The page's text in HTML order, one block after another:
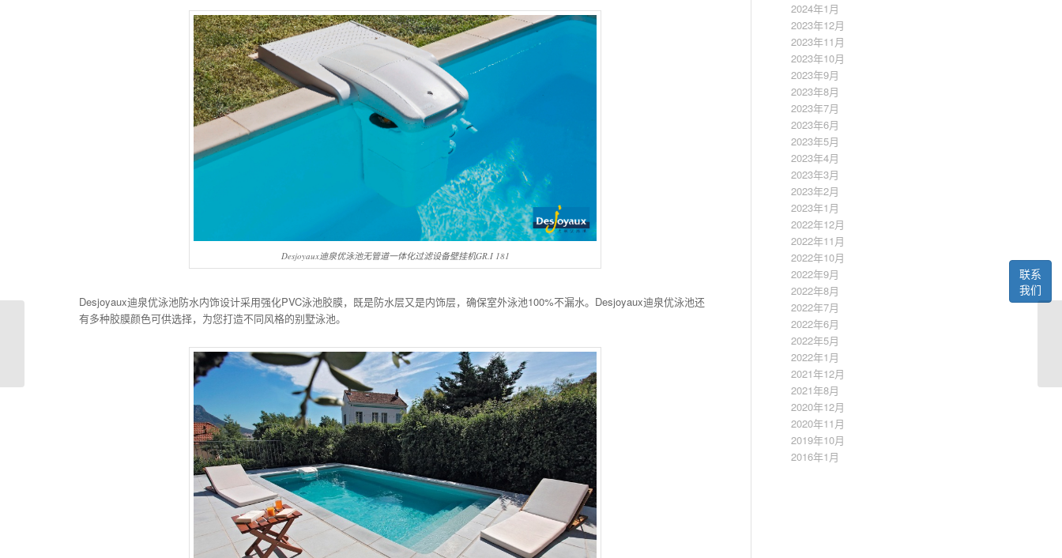
联系
我们
Desjoyaux迪泉优泳池无管道一体化过滤设备壁挂机GR.I 181
Desjoyaux迪泉优泳池防水内饰设计采用强化PVC泳池胶膜，既是防水层又是内饰层，确保室外泳池100%不漏水。Desjoyaux迪泉优泳池还
有多种胶膜颜色可供选择，为您打造不同风格的别墅泳池。
2024年1月
2023年12月
2023年11月
2023年10月
2023年9月
2023年8月
2023年7月
2023年6月
2023年5月
2023年4月
2023年3月
2023年2月
2023年1月
2022年12月
2022年11月
2022年10月
2022年9月
2022年8月
2022年7月
2022年6月
2022年5月
2022年1月
2021年12月
2021年8月
2020年12月
2020年11月
2019年10月
2016年1月
Desjoyaux迪泉优泳池高